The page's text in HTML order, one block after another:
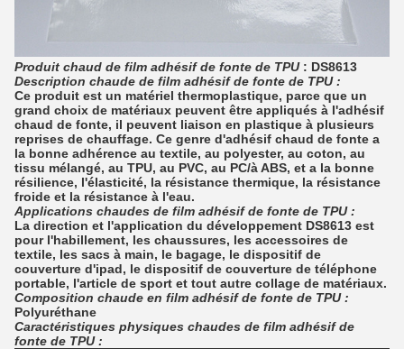
Produit chaud de film adhésif de fonte de TPU: DS8613
Description chaude de film adhésif de fonte de TPU :
Ce produit est un matériel thermoplastique, parce que un
grand choix de matériaux peuvent être appliqués à l'adhésif
chaud de fonte, il peuvent liaison en plastique à plusieurs
reprises de chauffage. Ce genre d'adhésif chaud de fonte a
la bonne adhérence au textile, au polyester, au coton, au
tissu mélangé, au TPU, au PVC, au PC/à ABS, et a la bonne
résilience, l'élasticité, la résistance thermique, la résistance
froide et la résistance à l'eau.
Applications chaudes de film adhésif de fonte de TPU :
La direction et l'application du développement DS8613 est
pour l'habillement, les chaussures, les accessoires de
textile, les sacs à main, le bagage, le dispositif de
couverture d'ipad, le dispositif de couverture de téléphone
portable, l'article de sport et tout autre collage de matériaux.
Composition chaude en film adhésif de fonte de TPU :
Polyuréthane
Caractéristiques physiques chaudes de film adhésif de
fonte de TPU :